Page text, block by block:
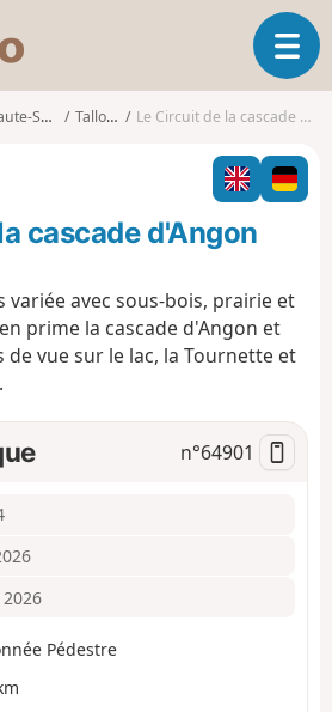
s
o
o
O
u
v
i
r
l
v
g
i
o
Savoie Talloires Le Circuit de la cascade d'Angon
cascade d'Angon
variée avec sous-bois, prairie et
prime la cascade d'Angon et
vue sur le lac, la Tournette et
n°64901
Pédestre